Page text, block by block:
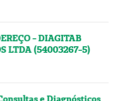
- DIAGITAB
LTDA (54003267-5)
e Diagnósticos